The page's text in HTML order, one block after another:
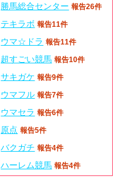
勝馬総合センター 報告26件
テキラボ 報告11件
ウマ☆ドラ 報告11件
超すごい競馬 報告10件
サキガケ 報告9件
ウマフル 報告7件
ウマセラ 報告6件
原点 報告5件
バクガチ 報告4件
ハーレム競馬 報告4件